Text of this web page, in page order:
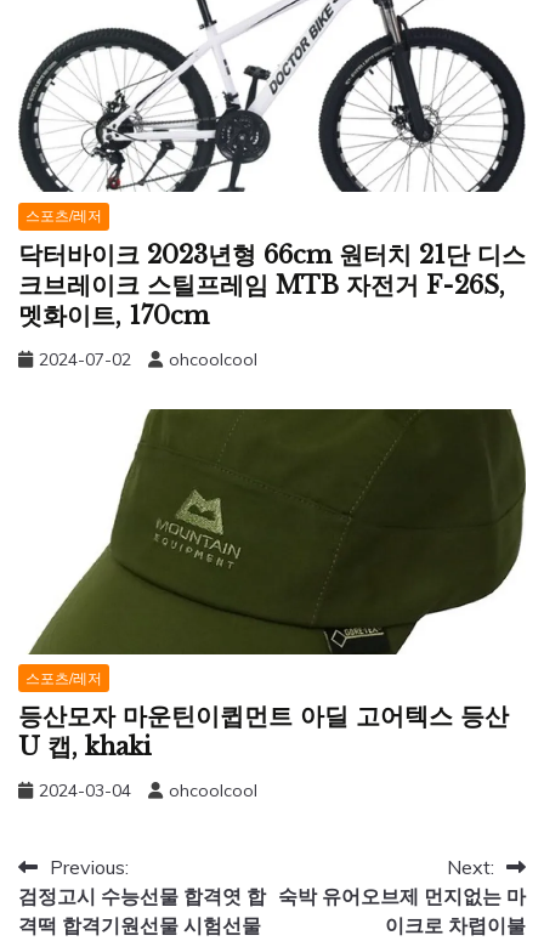
스포츠/레저
닥터바이크 2023년형 66cm 원터치 21단 디스
크브레이크 스틸프레임 MTB 자전거 F-26S,
멧화이트, 170cm
2024-07-02 ohcoolcool
스포츠/레저
등산모자 마운틴이큅먼트 아딜 고어텍스 등산
U 캡, khaki
2024-03-04 ohcoolcool
글
탐
Previous:
검정고시 수능선물 합격엿 합
격떡 합격기원선물 시험선물
Next:
숙박 유어오브제 먼지없는 마
이크로 차렵이불